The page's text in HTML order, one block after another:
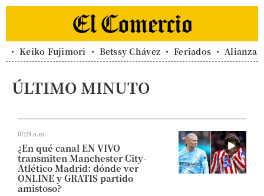
Keiko Fujimori Betssy Chávez Feriados Alianza
ÚLTIMO MINUTO
07:24 a.m.
¿En qué canal EN VIVO
transmiten Manchester City-
Atlético Madrid: dónde ver
ONLINE y GRATIS partido
amistoso?